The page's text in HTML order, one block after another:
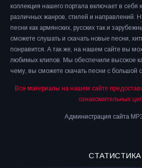
коллекция нашего портала включает в
различных жанров, стилей и направлений.
песни как армянских, русских так и
сможете слушать и скачать новые песни,
понравится. А так же, на нашем сайте вы
любимых клипов. Мы обеспечили высокое
чему, вы сможете скачать песни с большой
Все материалы на нашем сайте
ознакомительных
Администрация сайта
СТАТИСТИКА